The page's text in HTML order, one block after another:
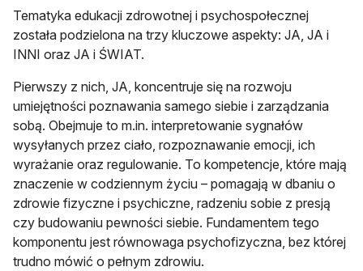
Tematyka edukacji zdrowotnej i psychospołecznej
została podzielona na trzy kluczowe aspekty: JA, JA i
INNI oraz JA i ŚWIAT.
Pierwszy z nich, JA, koncentruje się na rozwoju
umiejętności poznawania samego siebie i zarządzania
sobą. Obejmuje to m.in. interpretowanie sygnałów
wysyłanych przez ciało, rozpoznawanie emocji, ich
wyrażanie oraz regulowanie. To kompetencje, które mają
znaczenie w codziennym życiu – pomagają w dbaniu o
zdrowie fizyczne i psychiczne, radzeniu sobie z presją
czy budowaniu pewności siebie. Fundamentem tego
komponentu jest równowaga psychofizyczna, bez której
trudno mówić o pełnym zdrowiu.